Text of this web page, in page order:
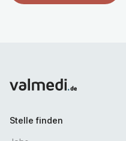
Zuschuss zum Jobrad
Weitere Informationen:
Stelle finden